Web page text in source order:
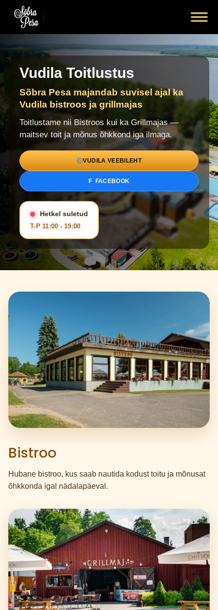
Vudila Toitlustus
Sõbra Pesa majandab suvisel ajal ka
Vudila bistroos ja grillmajas
Toitlustame nii Bistroos kui ka Grillmajas —
maitsev toit ja mõnus õhkkond iga ilmaga.
VUDILA VEEBILEHT
F FACEBOOK
Hetkel suletud
T-P 11:00 - 19:00
Bistroo
Hubane bistroo, kus saab nautida kodust toitu ja mõnusat
õhkkonda igal nädalapäeval.